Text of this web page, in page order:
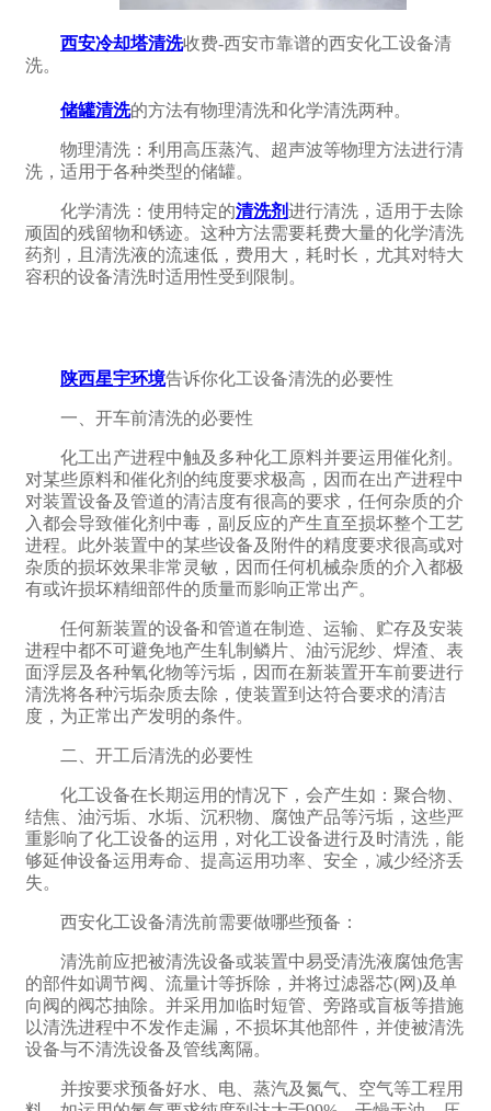
西安冷却塔清洗收费-西安市靠谱的西安化工设备清
洗。
储罐清洗的方法有物理清洗和化学清洗两种。
‌物理清洗‌：利用高压蒸汽、超声波等物理方法进行清
洗，适用于各种类型的储罐。
‌化学清洗‌：使用特定的清洗剂进行清洗，适用于去除
顽固的残留物和锈迹。这种方法需要耗费大量的化学清洗
药剂，且清洗液的流速低，费用大，耗时长，尤其对特大
容积的设备清洗时适用性受到限制。‌
陕西星宇环境告诉你化工设备清洗的必要性
一、开车前清洗的必要性
化工出产进程中触及多种化工原料并要运用催化剂。
对某些原料和催化剂的纯度要求极高，因而在出产进程中
对装置设备及管道的清洁度有很高的要求，任何杂质的介
入都会导致催化剂中毒，副反应的产生直至损坏整个工艺
进程。此外装置中的某些设备及附件的精度要求很高或对
杂质的损坏效果非常灵敏，因而任何机械杂质的介入都极
有或许损坏精细部件的质量而影响正常出产。
任何新装置的设备和管道在制造、运输、贮存及安装
进程中都不可避免地产生轧制鳞片、油污泥纱、焊渣、表
面浮层及各种氧化物等污垢，因而在新装置开车前要进行
清洗将各种污垢杂质去除，使装置到达符合要求的清洁
度，为正常出产发明的条件。
二、开工后清洗的必要性
化工设备在长期运用的情况下，会产生如：聚合物、
结焦、油污垢、水垢、沉积物、腐蚀产品等污垢，这些严
重影响了化工设备的运用，对化工设备进行及时清洗，能
够延伸设备运用寿命、提高运用功率、安全，减少经济丢
失。
西安化工设备清洗前需要做哪些预备：
清洗前应把被清洗设备或装置中易受清洗液腐蚀危害
的部件如调节阀、流量计等拆除，并将过滤器芯(网)及单
向阀的阀芯抽除。并采用加临时短管、旁路或盲板等措施
以清洗进程中不发作走漏，不损坏其他部件，并使被清洗
设备与不清洗设备及管线离隔。
并按要求预备好水、电、蒸汽及氮气、空气等工程用